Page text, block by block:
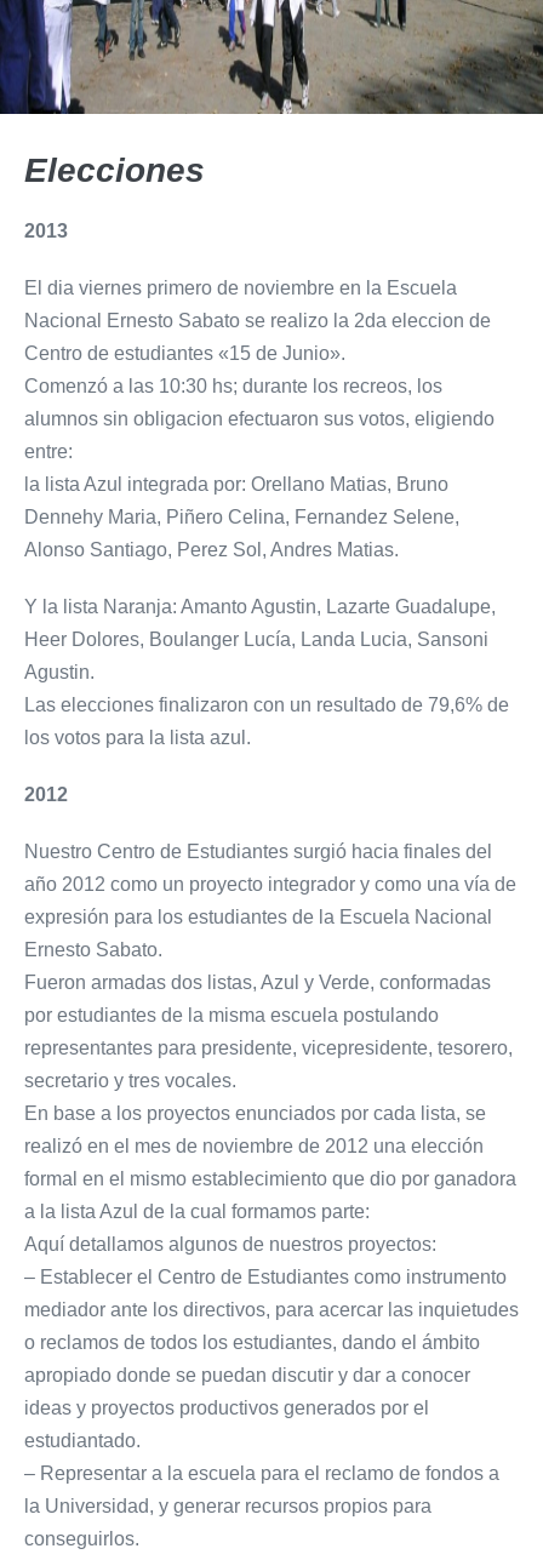
Elecciones
2013
El dia viernes primero de noviembre en la Escuela
Nacional Ernesto Sabato se realizo la 2da eleccion de
Centro de estudiantes «15 de Junio».
Comenzó a las 10:30 hs; durante los recreos, los
alumnos sin obligacion efectuaron sus votos, eligiendo
entre:
la lista Azul integrada por: Orellano Matias, Bruno
Dennehy Maria, Piñero Celina, Fernandez Selene,
Alonso Santiago, Perez Sol, Andres Matias.
Y la lista Naranja: Amanto Agustin, Lazarte Guadalupe,
Heer Dolores, Boulanger Lucía, Landa Lucia, Sansoni
Agustin.
Las elecciones finalizaron con un resultado de 79,6% de
los votos para la lista azul.
2012
Nuestro Centro de Estudiantes surgió hacia finales del
año 2012 como un proyecto integrador y como una vía de
expresión para los estudiantes de la Escuela Nacional
Ernesto Sabato.
Fueron armadas dos listas, Azul y Verde, conformadas
por estudiantes de la misma escuela postulando
representantes para presidente, vicepresidente, tesorero,
secretario y tres vocales.
En base a los proyectos enunciados por cada lista, se
realizó en el mes de noviembre de 2012 una elección
formal en el mismo establecimiento que dio por ganadora
a la lista Azul de la cual formamos parte:
Aquí detallamos algunos de nuestros proyectos:
– Establecer el Centro de Estudiantes como instrumento
mediador ante los directivos, para acercar las inquietudes
o reclamos de todos los estudiantes, dando el ámbito
apropiado donde se puedan discutir y dar a conocer
ideas y proyectos productivos generados por el
estudiantado.
– Representar a la escuela para el reclamo de fondos a
la Universidad, y generar recursos propios para
conseguirlos.